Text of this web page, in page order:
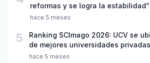
reformas y se logra la estabilidad”
hace 5 meses
5
Ranking SCImago 2026: UCV se
de mejores universidades
hace 5 meses